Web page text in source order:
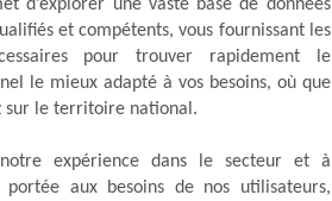
d’explorer une vaste base de données
et compétents, vous fournissant les
pour trouver rapidement le
le mieux adapté à vos besoins, où que
sur le territoire national.
expérience dans le secteur et à
portée aux besoins de nos utilisateurs,